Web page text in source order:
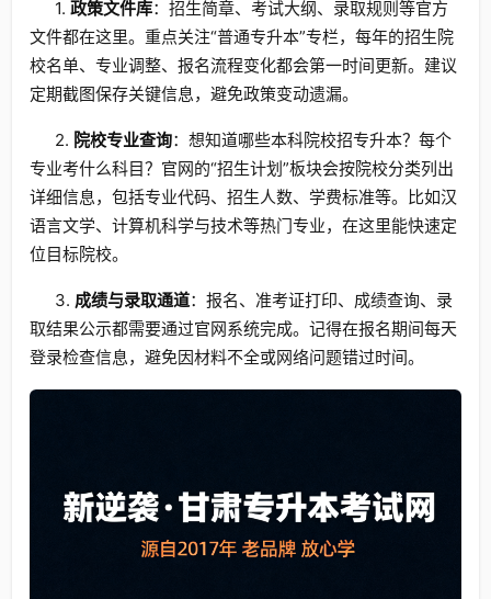
1. 政策文件库：招生简章、考试大纲、录取规则等官方
文件都在这里。重点关注“普通专升本”专栏，每年的招生院
校名单、专业调整、报名流程变化都会第一时间更新。建议
定期截图保存关键信息，避免政策变动遗漏。
2. 院校专业查询：想知道哪些本科院校招专升本？每个
专业考什么科目？官网的“招生计划”板块会按院校分类列出
详细信息，包括专业代码、招生人数、学费标准等。比如汉
语言文学、计算机科学与技术等热门专业，在这里能快速定
位目标院校。
3. 成绩与录取通道：报名、准考证打印、成绩查询、录
取结果公示都需要通过官网系统完成。记得在报名期间每天
登录检查信息，避免因材料不全或网络问题错过时间。